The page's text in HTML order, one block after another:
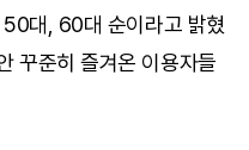
대, 60대 순이라고 밝혔
꾸준히 즐겨온 이용자들